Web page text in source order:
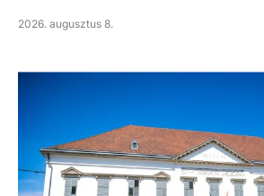
2026. augusztus 8.